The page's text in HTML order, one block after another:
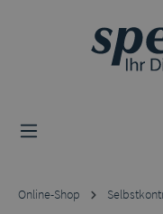
Zum Hauptinhalt
Online-Shop